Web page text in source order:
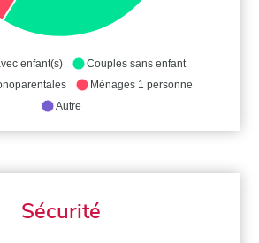
enfant(s)
Couples sans enfant
Ménages 1 personne
Autre
Sécurité